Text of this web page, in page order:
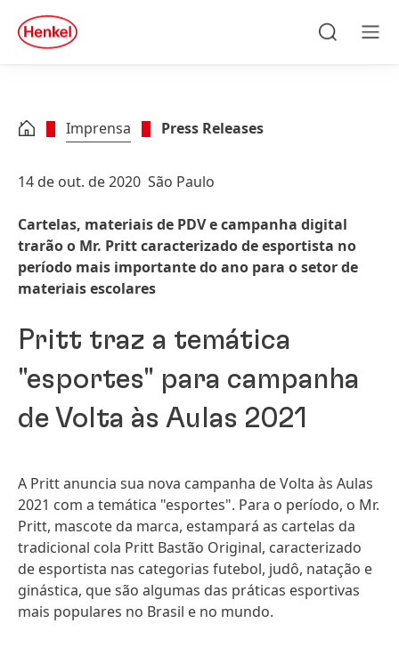
Skip to footer
quick
search
Imprensa Press Releases
14 de out. de 2020 São Paulo
Cartelas, materiais de PDV e campanha digital
trarão o Mr. Pritt caracterizado de esportista no
período mais importante do ano para o setor de
materiais escolares
Pritt traz a temática
"esportes" para campanha
de Volta às Aulas 2021
A Pritt anuncia sua nova campanha de Volta às Aulas
2021 com a temática "esportes". Para o período, o Mr.
Pritt, mascote da marca, estampará as cartelas da
tradicional cola Pritt Bastão Original, caracterizado
de esportista nas categorias futebol, judô, natação e
ginástica, que são algumas das práticas esportivas
mais populares no Brasil e no mundo.